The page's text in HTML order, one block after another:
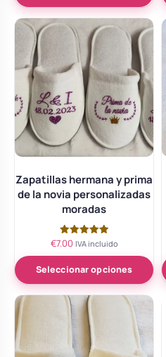
bebé boda
floral coche
Zapatillas hermana y prima
de la novia personalizadas
moradas
Valorado
5.00
de 5
€7.00 IVA incluido
Seleccionar opciones